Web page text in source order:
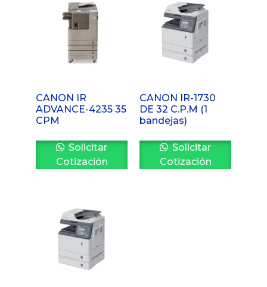
CANON IR
ADVANCE-4235 35
CPM
Solicitar
Cotización
CANON IR-1730
DE 32 C.P.M (1
bandejas)
Solicitar
Cotización